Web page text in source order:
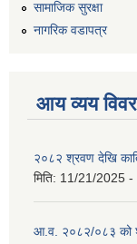
सामाजिक सुरक्षा
नागरिक वडापत्र
आय व्यय
२०८२ श्रवण देखि
मिति: 11/21/2025 -
आ.व. २०८२/०८३ को